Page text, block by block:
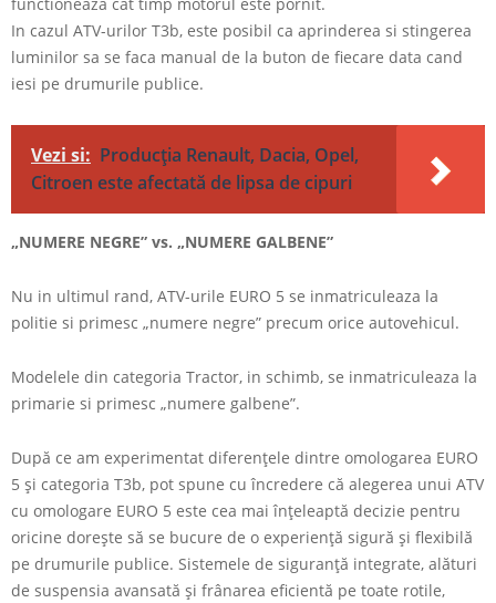
In cazul ATV-urilor T3b, este posibil ca aprinderea si stingerea
luminilor sa se faca manual de la buton de fiecare data cand
iesi pe drumurile publice.
Vezi si: Producția Renault, Dacia, Opel,
Citroen este afectată de lipsa de cipuri
„NUMERE NEGRE” vs. „NUMERE GALBENE”
Nu in ultimul rand, ATV-urile EURO 5 se inmatriculeaza la
politie si primesc „numere negre” precum orice autovehicul.
Modelele din categoria Tractor, in schimb, se inmatriculeaza la
primarie si primesc „numere galbene”.
După ce am experimentat diferențele dintre omologarea EURO
5 și categoria T3b, pot spune cu încredere că alegerea unui ATV
cu omologare EURO 5 este cea mai înțeleaptă decizie pentru
oricine dorește să se bucure de o experiență sigură și flexibilă
pe drumurile publice. Sistemele de siguranță integrate, alături
de suspensia avansată și frânarea eficientă pe toate rotile,